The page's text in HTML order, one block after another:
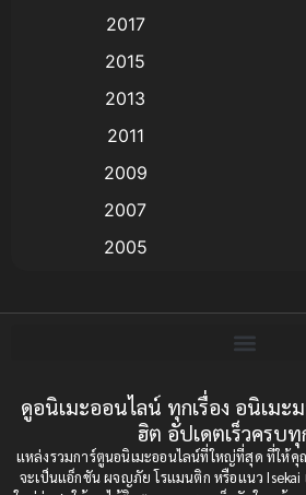
Animation แอนิเมชัน
(9)
Big tits (นมใหญ่)
Bitch (ผู้หญิงร่าน)
Bondage (ทาส)(1)
boys love(1)
2017
2015
2013
2011
2009
2007
2005
1997
1993
1991
ดูอนิเมะออนไลน์ ทุกเรื่อง อนิเมะ
ฮิต อัปเดตเร็วครบ
แหล่งรวมการ์ตูนอนิเมะออนไลน์ที่ใหญ่ที่สุด ที่ให้คุ
จะเป็นแอ็กชัน ผจญภัย โรแมนติก หรือแนว Isekai